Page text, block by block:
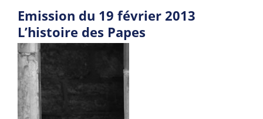
Emission du 19 février 2013
L’histoire des Papes